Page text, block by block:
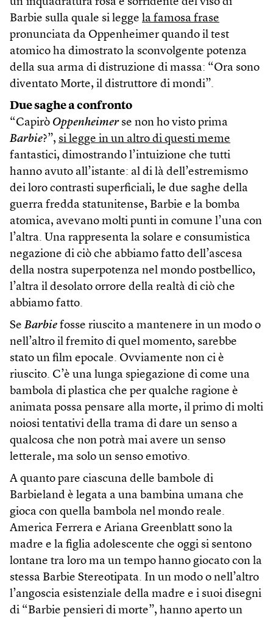
Barbie sulla quale si legge la famosa frase
pronunciata da Oppenheimer quando il test
atomico ha dimostrato la sconvolgente potenza
della sua arma di distruzione di massa: “Ora sono
diventato Morte, il distruttore di mondi”.
Due saghe a confronto
“Capirò Oppenheimerse non ho visto prima
Barbie?”, si legge in un altro di questi meme
fantastici, dimostrando l’intuizione che tutti
hanno avuto all’istante: al di là dell’estremismo
dei loro contrasti superficiali, le due saghe della
guerra fredda statunitense, Barbie e la bomba
atomica, avevano molti punti in comune l’una con
l’altra. Una rappresenta la solare e consumistica
negazione di ciò che abbiamo fatto dell’ascesa
della nostra superpotenza nel mondo postbellico,
l’altra il desolato orrore della realtà di ciò che
abbiamo fatto.
Se Barbie fosse riuscito a mantenere in un modo o
nell’altro il fremito di quel momento, sarebbe
stato un film epocale. Ovviamente non ci è
riuscito. C’è una lunga spiegazione di come una
bambola di plastica che per qualche ragione è
animata possa pensare alla morte, il primo di molti
noiosi tentativi della trama di dare un senso a
qualcosa che non potrà mai avere un senso
letterale, ma solo un senso emotivo.
A quanto pare ciascuna delle bambole di
Barbieland è legata a una bambina umana che
gioca con quella bambola nel mondo reale.
America Ferrera e Ariana Greenblatt sono la
madre e la figlia adolescente che oggi si sentono
lontane tra loro ma un tempo hanno giocato con la
stessa Barbie Stereotipata. In un modo o nell’altro
l’angoscia esistenziale della madre e i suoi disegni
di “Barbie pensieri di morte”, hanno aperto un